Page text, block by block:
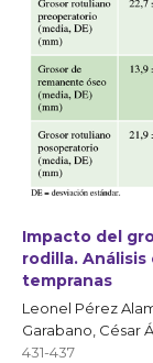
Impacto del
rodilla.
tempranas
Leonel Pérez
Garabano, César
431-437